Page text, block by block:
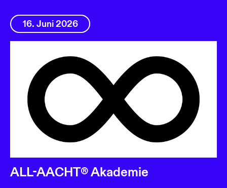
16. Juni 2026
ALL-AACHT® Akademie